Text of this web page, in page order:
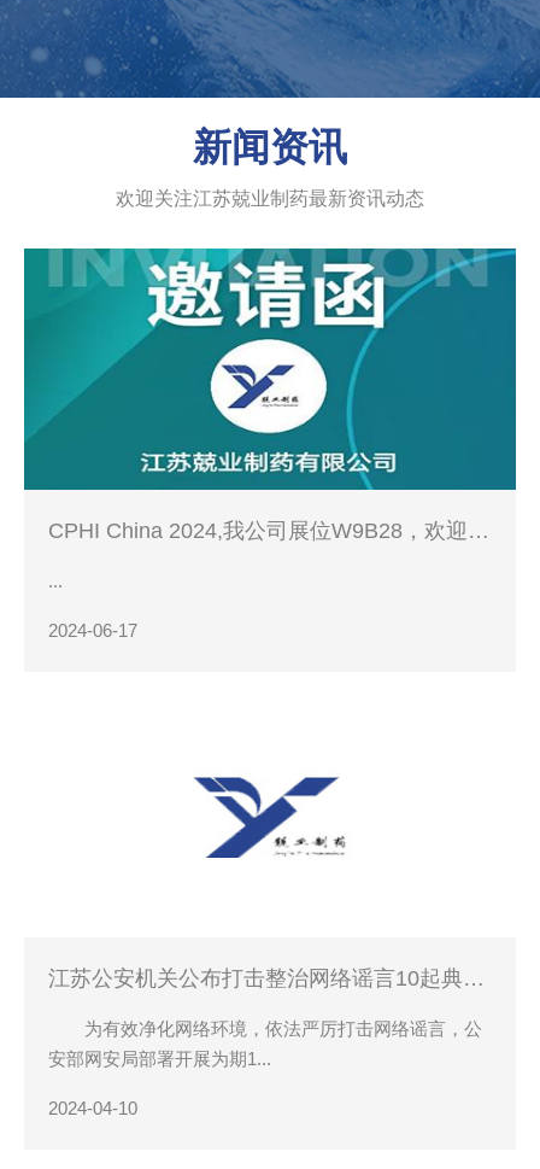
新闻资讯
欢迎关注江苏兢业制药最新资讯动态
CPHI China 2024,我公司展位W9B28，欢迎您
...
2024-06-17
江苏公安机关公布打击整治网络谣言10起典型
为有效净化网络环境，依法严厉打击网络谣言，公
安部网安局部署开展为期1...
2024-04-10